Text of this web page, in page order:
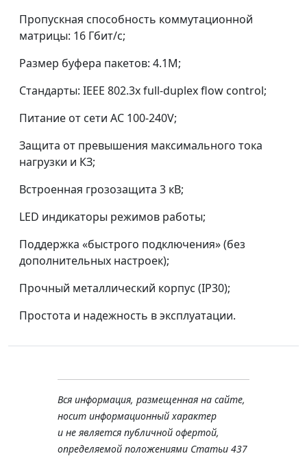
Пропускная способность коммутационной
матрицы: 16 Гбит/с;
Размер буфера пакетов: 4.1М;
Стандарты: IEEE 802.3x full-duplex flow control;
Питание от сети AC 100-240V;
Защита от превышения максимального тока
нагрузки и КЗ;
Встроенная грозозащита 3 кВ;
LED индикаторы режимов работы;
Поддержка «быстрого подключения» (без
дополнительных настроек);
Прочный металлический корпус (IP30);
Простота и надежность в эксплуатации.
Вся информация, размещенная на сайте,
носит информационный характер
и не является публичной офертой,
определяемой положениями Статьи 437